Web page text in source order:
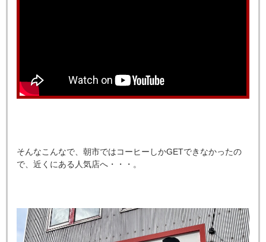
そんなこんなで、朝市ではコーヒーしかGETできなかったの
で、近くにある人気店へ・・・。